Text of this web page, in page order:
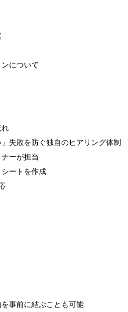
について
れ
」失敗を防ぐ独自のヒアリング体制
ーが担当
ートを作成
事前に結ぶことも可能